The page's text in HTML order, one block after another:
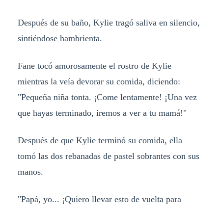
Después de su baño, Kylie tragó saliva en silencio,
sintiéndose hambrienta.
Fane tocó amorosamente el rostro de Kylie
mientras la veía devorar su comida, diciendo:
"Pequeña niña tonta. ¡Come lentamente! ¡Una vez
que hayas terminado, iremos a ver a tu mamá!"
Después de que Kylie terminó su comida, ella
tomó las dos rebanadas de pastel sobrantes con sus
manos.
"Papá, yo... ¡Quiero llevar esto de vuelta para